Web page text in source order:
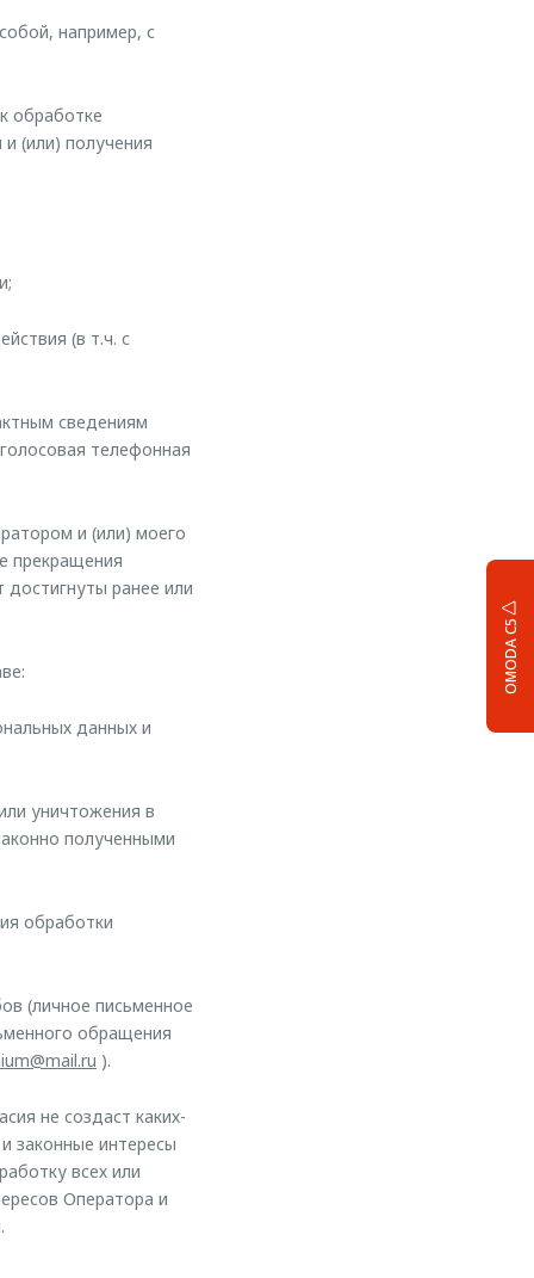
OMODA C5
например, с
обработке
(или) получения
(в т.ч. с
сведениям
телефонная
и (или) моего
прекращения
ранее или
данных и
уничтожения в
полученными
обработки
(личное письменное
обращения
).
не создаст каких-
законные интересы
всех или
Оператора и